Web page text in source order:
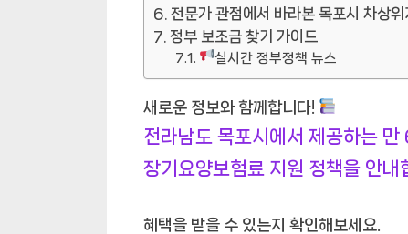
전문가 관점에서 바라본 목포시 차상
정부 보조금 찾기 가이드
실시간 정부정책 뉴스
새로운 정보와 함께합니다!
전라남도 목포시에서 제공하는
장기요양보험료 지원 정책을 안내
혜택을 받을 수 있는지 확인해보세요.